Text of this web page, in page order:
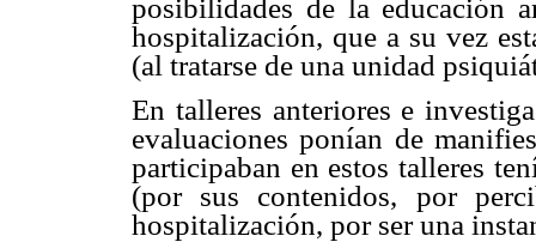
posibilidades de la educación
hospitalización, que a su vez
(al tratarse de una unidad
En talleres anteriores e
evaluaciones ponían de
participaban en estos talleres
(por sus contenidos, por
hospitalización, por ser una